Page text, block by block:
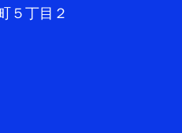
５丁目２